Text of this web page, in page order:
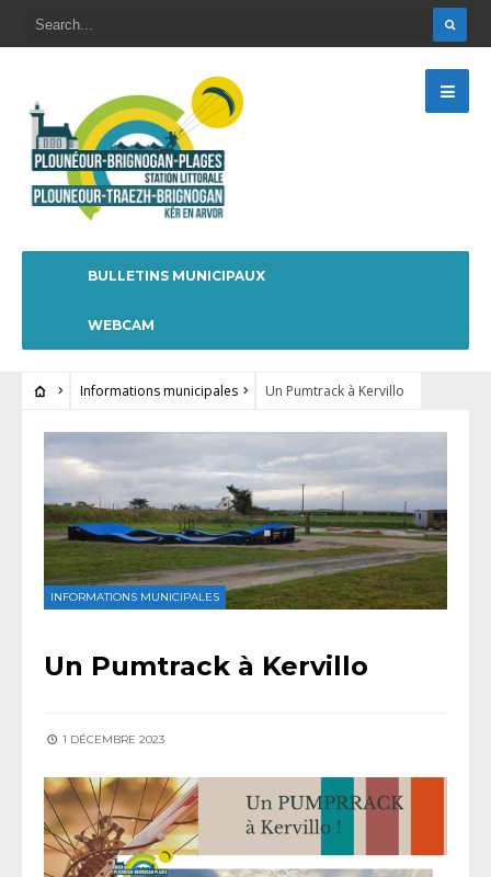
BULLETINS MUNICIPAUX
WEBCAM
Informations municipales Un Pumtrack à Kervillo
INFORMATIONS MUNICIPALES
Un Pumtrack à Kervillo
1 DÉCEMBRE 2023